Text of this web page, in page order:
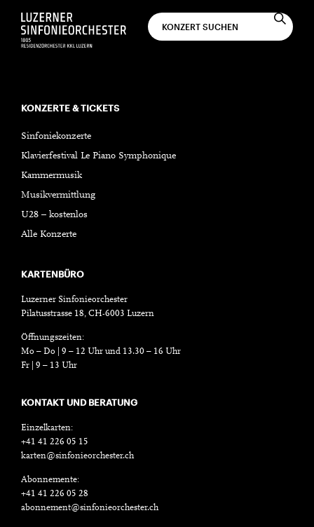
KONZERTE & TICKETS
Sinfoniekonzerte
Klavierfestival Le Piano Symphonique
Kammermusik
Musikvermittlung
U28 – kostenlos
Alle Konzerte
KARTENBÜRO
Luzerner Sinfonieorchester
Pilatusstrasse 18, CH-6003 Luzern
Öffnungszeiten:
Mo – Do | 9 – 12 Uhr und 13.30 – 16 Uhr
Fr | 9 – 13 Uhr
KONTAKT UND BERATUNG
Einzelkarten:
+41 41 226 05 15
karten@sinfonieorchester.ch
Abonnemente:
+41 41 226 05 28
abonnement@sinfonieorchester.ch